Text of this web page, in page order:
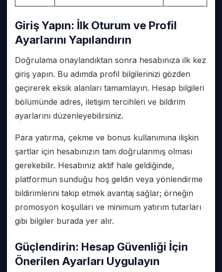
Giriş Yapın: İlk Oturum ve Profil
Ayarlarını Yapılandırın
Doğrulama onaylandıktan sonra hesabınıza ilk kez
giriş yapın. Bu adımda profil bilgilerinizi gözden
geçirerek eksik alanları tamamlayın. Hesap bilgileri
bölümünde adres, iletişim tercihleri ve bildirim
ayarlarını düzenleyebilirsiniz.
Para yatırma, çekme ve bonus kullanımına ilişkin
şartlar için hesabınızın tam doğrulanmış olması
gerekebilir. Hesabınız aktif hale geldiğinde,
platformun sunduğu hoş geldin veya yönlendirme
bildirimlerini takip etmek avantaj sağlar; örneğin
promosyon koşulları ve minimum yatırım tutarları
gibi bilgiler burada yer alır.
Güçlendirin: Hesap Güvenliği İçin
Önerilen Ayarları Uygulayın